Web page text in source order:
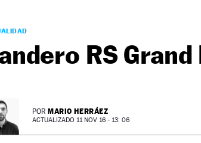
RS
POR MARIO HERRÁEZ
ACTUALIZADO 11 NOV 16 - 13: 06